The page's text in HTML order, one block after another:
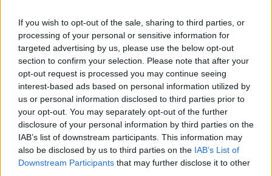
If you wish to opt-out of the sale, sharing to third parties, or
processing of your personal or sensitive information for
targeted advertising by us, please use the below opt-out
section to confirm your selection. Please note that after your
opt-out request is processed you may continue seeing
interest-based ads based on personal information utilized by
us or personal information disclosed to third parties prior to
your opt-out. You may separately opt-out of the further
disclosure of your personal information by third parties on the
IAB’s list of downstream participants. This information may
also be disclosed by us to third parties on the IAB’s List of
Downstream Participants that may further disclose it to other
07/AUG/26 16:36
Zalgiris, guard rotasyonuna tanıdık
bir ekleme yaptı.
Fenerbahçe’den Ayrıldı, Glint
Körfez Basket’e Transfer Oldu
07/AUG/26 16:12
Glint Körfez Basket, yerli
rotasyonuna önemli bir ekleme yaptı.